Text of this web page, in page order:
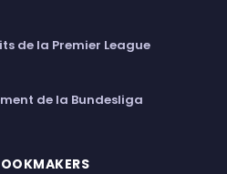
de la Premier League
de la Bundesliga